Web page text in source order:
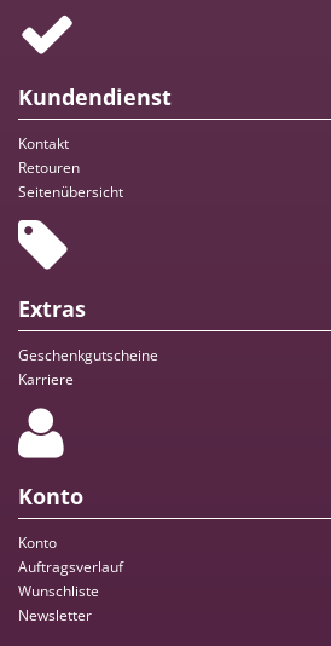
Kundendienst
Kontakt
Retouren
Seitenübersicht
Extras
Geschenkgutscheine
Karriere
Konto
Konto
Auftragsverlauf
Wunschliste
Newsletter